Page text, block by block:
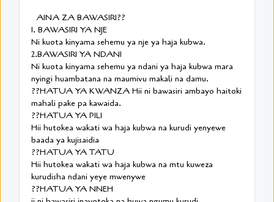
AINA ZA BAWASIRI??
1. BAWASIRI YA NJE
Ni kuota kinyama sehemu ya nje ya haja kubwa.
2.BAWASIRI YA NDANI
Ni kuota kinyama sehemu ya ndani ya haja kubwa mara
nyingi huambatana na maumivu makali na damu.
??HATUA YA KWANZA Hii ni bawasiri ambayo haitoki
mahali pake pa kawaida.
??HATUA YA PILI
Hii hutokea wakati wa haja kubwa na kurudi yenyewe
baada ya kujisaidia
??HATUA YA TATU
Hii hutokea wakati wa haja kubwa na mtu kuweza
kurudisha ndani yeye mwenywe
??HATUA YA NNEH